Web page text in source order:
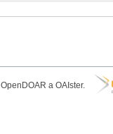
a OAIster.